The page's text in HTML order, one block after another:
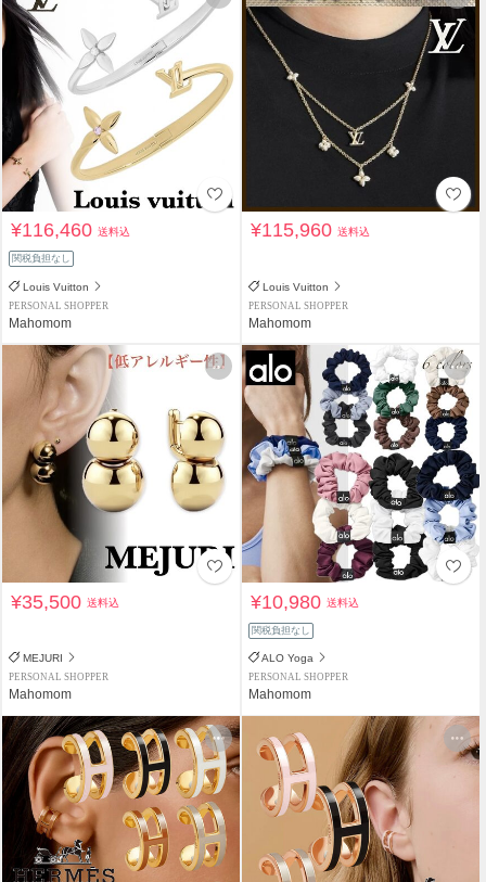
¥116,460送料込
関税負担なし
Louis Vuitton
PERSONAL SHOPPER
Mahomom
¥115,960送料込
Louis Vuitton
PERSONAL SHOPPER
Mahomom
¥35,500送料込
MEJURI
PERSONAL SHOPPER
Mahomom
¥10,980送料込
関税負担なし
ALO Yoga
PERSONAL SHOPPER
Mahomom